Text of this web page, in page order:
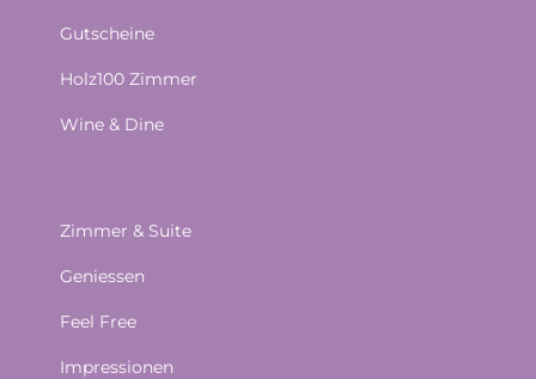
Gutscheine
Holz100 Zimmer
Wine & Dine
Zimmer & Suite
Geniessen
Feel Free
Impressionen